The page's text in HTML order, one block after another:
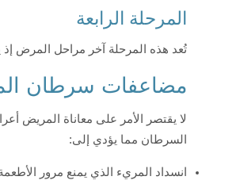
المرحلة الرابعة
تُعد هذه المرحلة آخر مراحل المرض إذ
مضاعفات سرطان
لا يقتصر الأمر على معاناة المريض
السرطان مما يؤدي إلى:
انسداد المريء الذي يمنع مرور